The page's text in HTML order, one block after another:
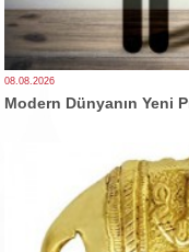
08.08.2026
Modern Dünyanın Yeni